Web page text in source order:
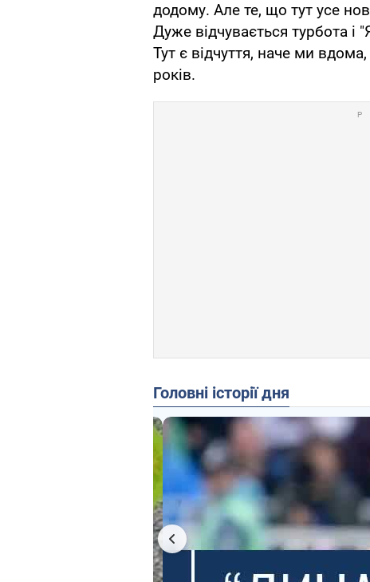
додому. Але те, що тут усе
Дуже відчувається турбота і
Тут є відчуття, наче ми
років.
Головні історії дня